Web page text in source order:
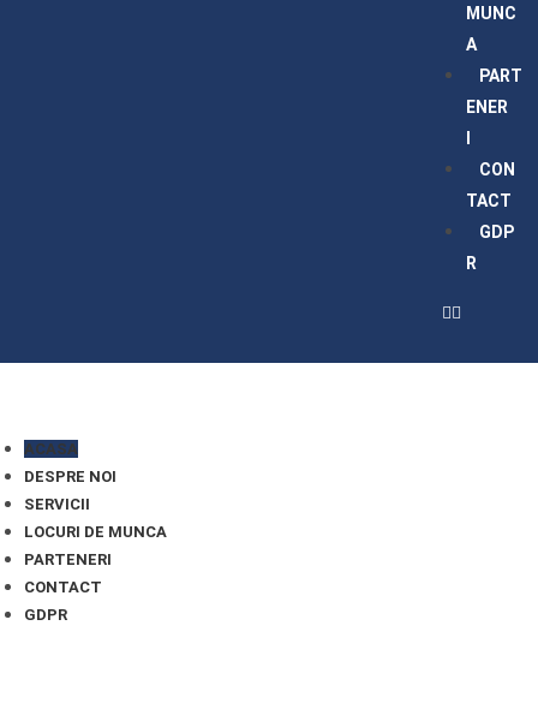
MUNC
A
PART
ENER
CON
TACT
GDP
R
ACASA
DESPRE NOI
SERVICII
LOCURI DE MUNCA
PARTENERI
CONTACT
GDPR